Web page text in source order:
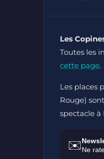
Les
Toutes les
cette page.
Les places
Rouge)
spectacle à
✉️Ne